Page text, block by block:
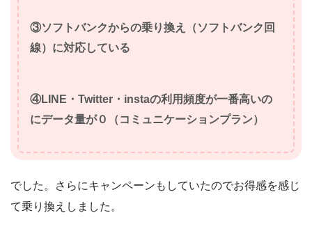
③ソフトバンクからの乗り換え（ソフトバンク回
線）に対応している
④LINE・Twitter・instaの利用頻度が一番高いの
にデータ量が０（コミュニケーションプラン）
でした。さらにキャンペーンもしていたのでお得感を感じ
て乗り換えしました。